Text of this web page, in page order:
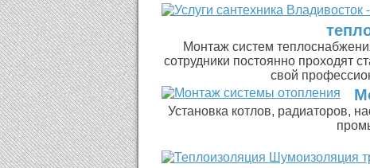
Монтаж систем
сотрудники постоянно проходят
свой
Установка котлов, радиаторов,